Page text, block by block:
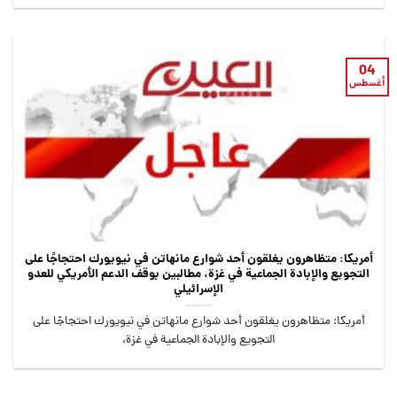
أمريكا: متظاهرون يغلقون أحد شوارع مانهاتن في نيويورك احتجاجًا على
التجويع والإبادة الجماعية في غزة، مطالبين بوقف الدعم الأمريكي للعدو
الإسرائيلي
أمريكا: متظاهرون يغلقون أحد شوارع مانهاتن في نيويورك احتجاجًا على
التجويع والإبادة الجماعية في غزة،
04
أغسطس